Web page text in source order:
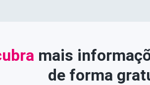
mais
de forma